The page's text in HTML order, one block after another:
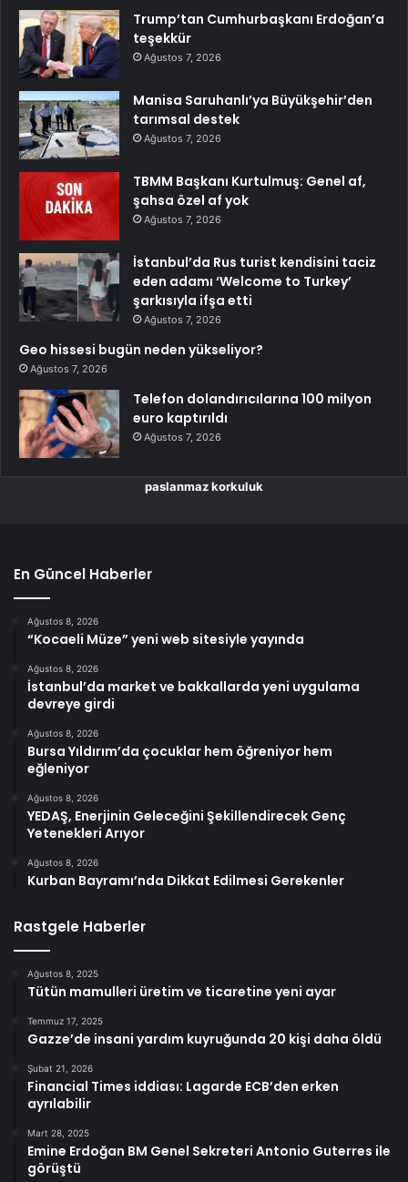
Trump’tan Cumhurbaşkanı Erdoğan’a
teşekkür
Ağustos 7, 2026
Manisa Saruhanlı’ya Büyükşehir’den
tarımsal destek
Ağustos 7, 2026
TBMM Başkanı Kurtulmuş: Genel af,
şahsa özel af yok
Ağustos 7, 2026
İstanbul’da Rus turist kendisini taciz
eden adamı ‘Welcome to Turkey’
şarkısıyla ifşa etti
Ağustos 7, 2026
Geo hissesi bugün neden yükseliyor?
Ağustos 7, 2026
Telefon dolandırıcılarına 100 milyon
euro kaptırıldı
Ağustos 7, 2026
paslanmaz korkuluk
En Güncel Haberler
Ağustos 8, 2026
“Kocaeli Müze” yeni web sitesiyle yayında
Ağustos 8, 2026
İstanbul’da market ve bakkallarda yeni uygulama
devreye girdi
Ağustos 8, 2026
Bursa Yıldırım’da çocuklar hem öğreniyor hem
eğleniyor
Ağustos 8, 2026
YEDAŞ, Enerjinin Geleceğini Şekillendirecek Genç
Yetenekleri Arıyor
Ağustos 8, 2026
Kurban Bayramı’nda Dikkat Edilmesi Gerekenler
Rastgele Haberler
Ağustos 8, 2025
Tütün mamulleri üretim ve ticaretine yeni ayar
Temmuz 17, 2025
Gazze’de insani yardım kuyruğunda 20 kişi daha öldü
Şubat 21, 2026
Financial Times iddiası: Lagarde ECB’den erken
ayrılabilir
Mart 28, 2025
Emine Erdoğan BM Genel Sekreteri Antonio Guterres ile
görüştü